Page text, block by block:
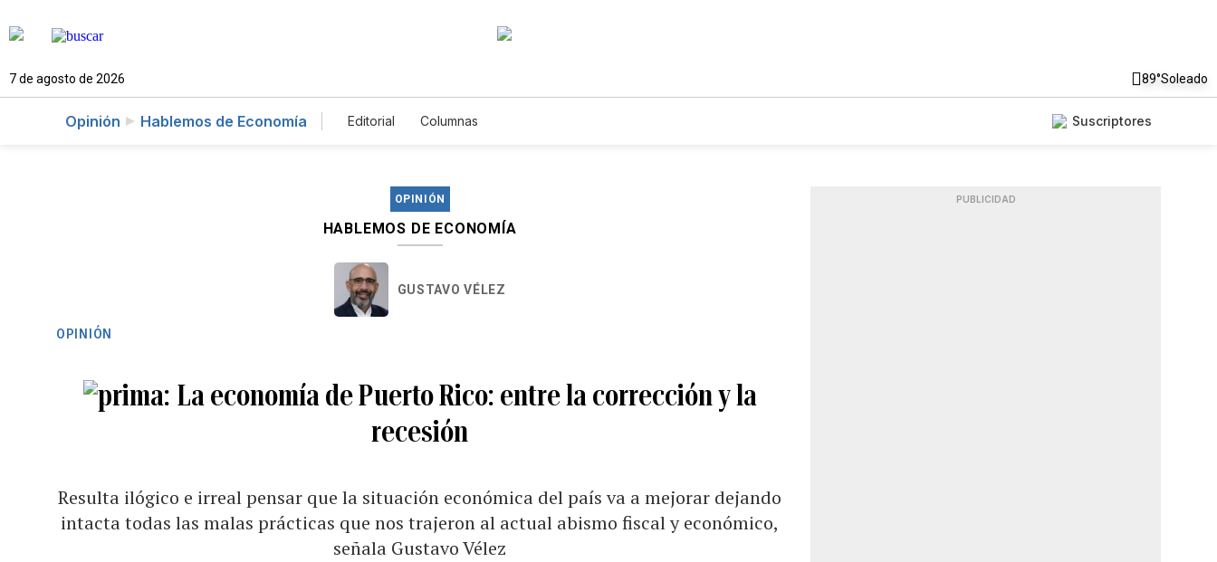
7 de agosto de 2026 89°Soleado
Opinión Hablemos de Economía Editorial Columnas Suscriptores
OPINIÓN
HABLEMOS DE ECONOMÍA
GUSTAVO VÉLEZ
OPINIÓN
La economía de Puerto Rico: entre la corrección y la
recesión
Resulta ilógico e irreal pensar que la situación económica del país va a mejorar dejando
intacta todas las malas prácticas que nos trajeron al actual abismo fiscal y económico,
señala Gustavo Vélez
PUBLICIDAD